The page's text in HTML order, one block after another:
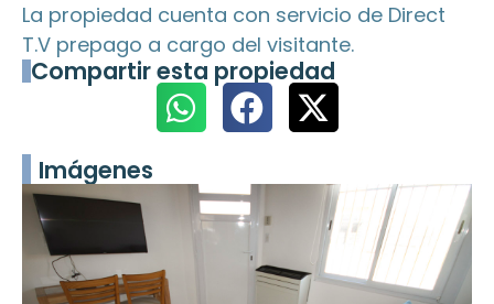
La propiedad cuenta con servicio de Direct
T.V prepago a cargo del visitante.
Compartir esta propiedad
Imágenes